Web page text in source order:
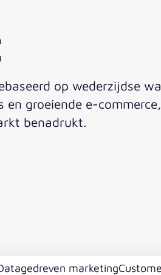
op wederzijdse
groeiende e-
benadrukt.
marketing